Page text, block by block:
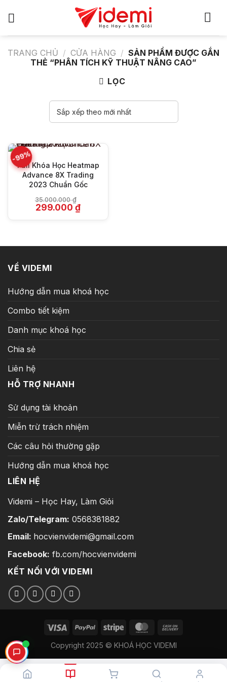
TRANG CHỦ / CỬA HÀNG / SẢN PHẨM ĐƯỢC GẮN
THẺ “PHÂN TÍCH KỸ THUẬT NÂNG CAO”
LỌC
-99%
Full Khóa Học Heatmap
Advance 8X Trading
2023 Chuẩn Gốc
35.000.000₫
Giá
gốc
299.000 ₫Giá
VỀ VIDEMI
Hướng dẫn mua khoá học
Combo tiết kiệm
Danh mục khoá học
Chia sẻ
Liên hệ
HỖ TRỢ NHANH
Sử dụng tài khoản
Miễn trừ trách nhiệm
Các câu hỏi thường gặp
Hướng dẫn mua khoá học
LIÊN HỆ
Videmi – Học Hay, Làm Giỏi
Zalo/Telegram: 0568381882
Email: hocvienvidemi@gmail.com
Facebook: fb.com/hocvienvidemi
KẾT NỐI VỚI VIDEMI
Copyright 2025 © KHOÁ HỌC VIDEMI